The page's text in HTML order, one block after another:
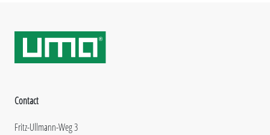
Contact
Fritz-Ullmann-Weg 3